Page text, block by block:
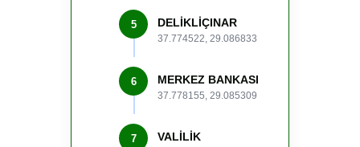
5 DELİKLİÇINAR
37.774522, 29.086833
6 MERKEZ BANKASI
37.778155, 29.085309
7 VALİLİK